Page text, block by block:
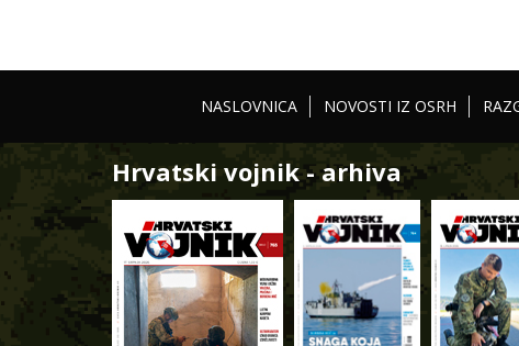
NASLOVNICA NOVOSTI IZ OSRH
Hrvatski vojnik - arhiva